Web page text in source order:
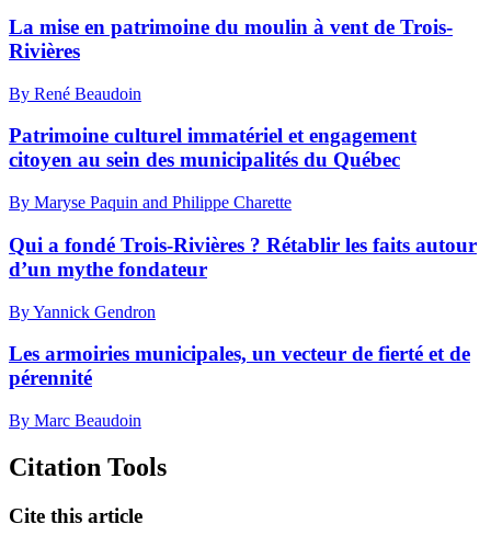
La mise en patrimoine du moulin à vent de Trois-
Rivières
By René Beaudoin
Patrimoine culturel immatériel et engagement
citoyen au sein des municipalités du Québec
By Maryse Paquin and Philippe Charette
Qui a fondé Trois-Rivières ? Rétablir les faits autour
d’un mythe fondateur
By Yannick Gendron
Les armoiries municipales, un vecteur de fierté et de
pérennité
By Marc Beaudoin
Citation Tools
Cite this article